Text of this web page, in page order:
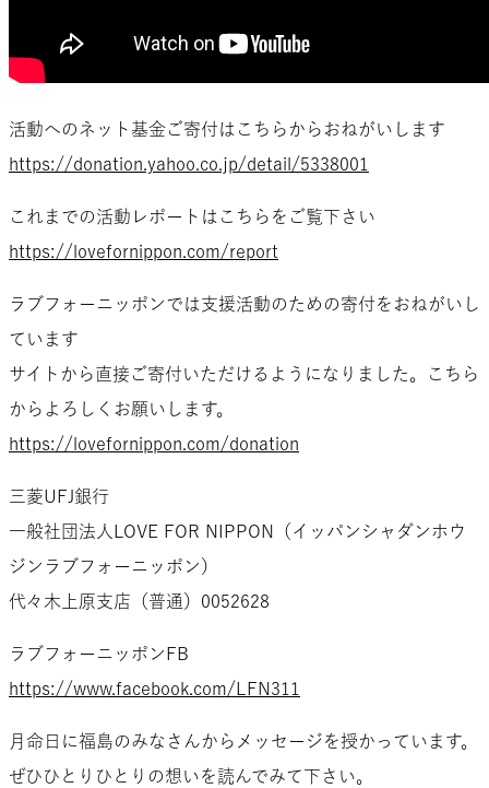
活動へのネット基金ご寄付はこちらからおねがいします
https://donation.yahoo.co.jp/detail/5338001
これまでの活動レポートはこちらをご覧下さい
https://lovefornippon.com/report
ラブフォーニッポンでは支援活動のための寄付をおねがいし
ています
サイトから直接ご寄付いただけるようになりました。こちら
からよろしくお願いします。
https://lovefornippon.com/donation
三菱UFJ銀行
一般社団法人LOVE FOR NIPPON（イッパンシャダンホウ
ジンラブフォーニッポン）
代々木上原支店（普通）0052628
ラブフォーニッポンFB
https://www.facebook.com/LFN311
月命日に福島のみなさんからメッセージを授かっています。
ぜひひとりひとりの想いを読んでみて下さい。